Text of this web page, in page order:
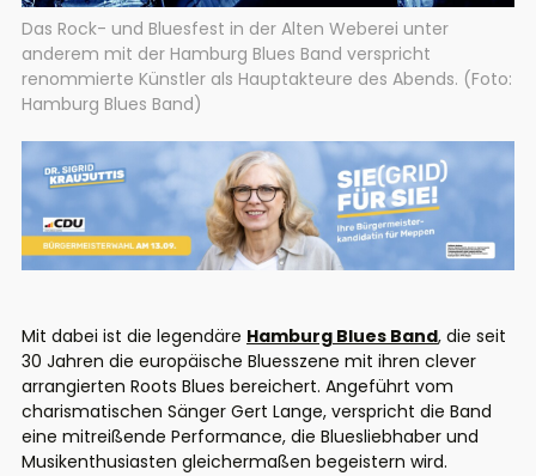
Das Rock- und Bluesfest in der Alten Weberei unter
anderem mit der Hamburg Blues Band verspricht
renommierte Künstler als Hauptakteure des Abends. (Foto:
Hamburg Blues Band)
Mit dabei ist die legendäre Hamburg Blues Band, die seit
30 Jahren die europäische Bluesszene mit ihren clever
arrangierten Roots Blues bereichert. Angeführt vom
charismatischen Sänger Gert Lange, verspricht die Band
eine mitreißende Performance, die Bluesliebhaber und
Musikenthusiasten gleichermaßen begeistern wird.